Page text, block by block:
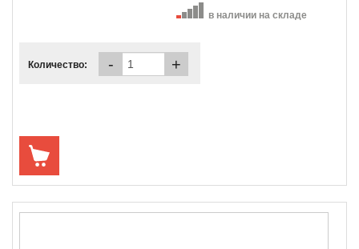
в наличии на складе
Количество: - +